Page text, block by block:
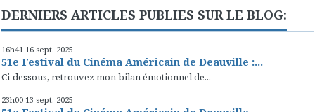
DERNIERS ARTICLES PUBLIES SUR LE BLOG:
16h41 16 sept. 2025
51e Festival du Cinéma Américain de Deauville :...
Ci-dessous, retrouvez mon bilan émotionnel de...
23h00 13 sept. 2025